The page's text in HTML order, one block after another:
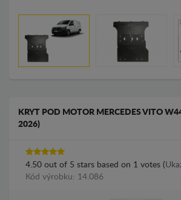
KRYT POD MOTOR MERCEDES VITO
2026)
4.50 out of 5 stars based on 1 votes (
Kód výrobku: 14.086